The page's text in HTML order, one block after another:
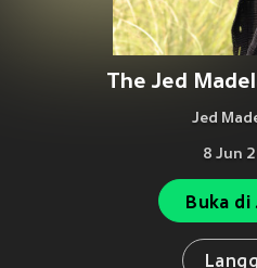
The Jed
Jed
8 Jun
Buka di